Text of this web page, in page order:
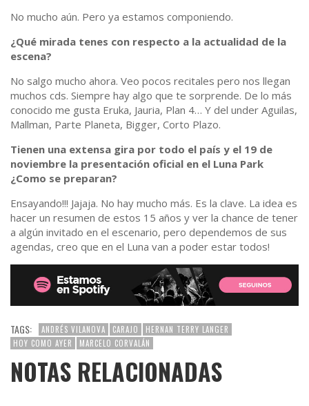
No mucho aún. Pero ya estamos componiendo.
¿Qué mirada tenes con respecto a la actualidad de la
escena?
No salgo mucho ahora. Veo pocos recitales pero nos llegan
muchos cds. Siempre hay algo que te sorprende. De lo más
conocido me gusta Eruka, Jauria, Plan 4… Y del under Aguilas,
Mallman, Parte Planeta, Bigger, Corto Plazo.
Tienen una extensa gira por todo el país y el 19 de
noviembre la presentación oficial en el Luna Park
¿Como se preparan?
Ensayando!!! Jajaja. No hay mucho más. Es la clave. La idea es
hacer un resumen de estos 15 años y ver la chance de tener
a algún invitado en el escenario, pero dependemos de sus
agendas, creo que en el Luna van a poder estar todos!
TAGS: ANDRÉS VILANOVA CARAJO
HERNAN TERRY LANGER
HOY COMO AYER
MARCELO CORVALÁN
NOTAS RELACIONADAS